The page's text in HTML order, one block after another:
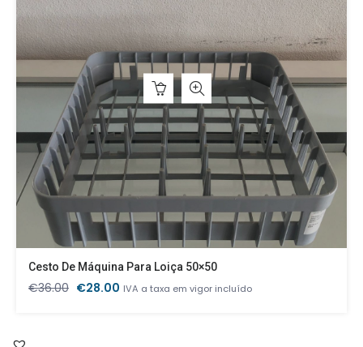
Cesto De Máquina Para Loiça 50×50
€36.00 O
€28.00 O
IVA a taxa em vigor incluído